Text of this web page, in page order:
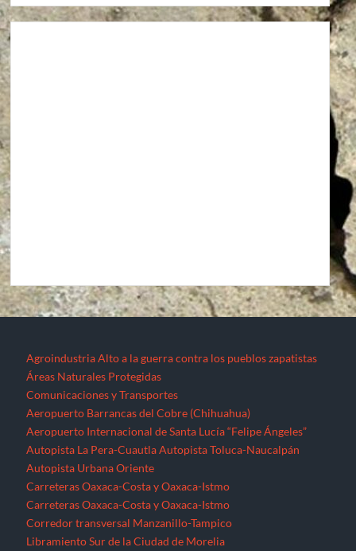
Agroindustria Alto a la guerra contra los pueblos zapatistas
Áreas Naturales Protegidas
Comunicaciones y Transportes
Aeropuerto Barrancas del Cobre (Chihuahua)
Aeropuerto Internacional de Santa Lucía “Felipe Ángeles”
Autopista La Pera-Cuautla Autopista Toluca-Naucalpán
Autopista Urbana Oriente
Carreteras Oaxaca-Costa y Oaxaca-Istmo
Carreteras Oaxaca-Costa y Oaxaca-Istmo
Corredor transversal Manzanillo-Tampico
Libramiento Sur de la Ciudad de Morelia